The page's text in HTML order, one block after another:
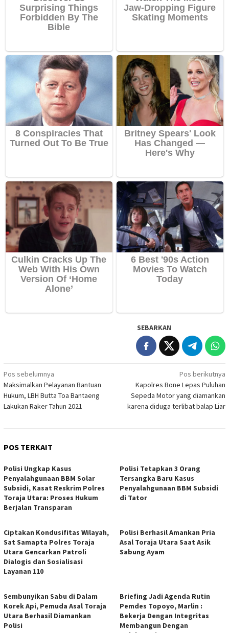
SEBARKAN
Navigasi
pos
Pos sebelumnya
Maksimalkan Pelayanan Bantuan
Hukum, LBH Butta Toa Bantaeng
Lakukan Raker Tahun 2021
Pos berikutnya
Kapolres Bone Lepas Puluhan
Sepeda Motor yang diamankan
karena diduga terlibat balap Liar
POS TERKAIT
Polisi Ungkap Kasus
Penyalahgunaan BBM Solar
Subsidi, Kasat Reskrim Polres
Toraja Utara: Proses Hukum
Berjalan Transparan
Polisi Tetapkan 3 Orang
Tersangka Baru Kasus
Penyalahgunaan BBM Subsidi
di Tator
Ciptakan Kondusifitas Wilayah,
Sat Samapta Polres Toraja
Utara Gencarkan Patroli
Dialogis dan Sosialisasi
Layanan 110
Polisi Berhasil Amankan Pria
Asal Toraja Utara Saat Asik
Sabung Ayam
Sembunyikan Sabu di Dalam
Korek Api, Pemuda Asal Toraja
Utara Berhasil Diamankan
Polisi
Briefing Jadi Agenda Rutin
Pemdes Topoyo, Marlin :
Bekerja Dengan Integritas
Membangun Dengan